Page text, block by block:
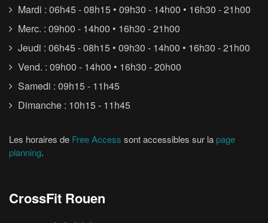
Mardi : 06h45 - 08h15 • 09h30 - 14h00 • 16h30 - 21h00
Merc. : 09h00 - 14h00 • 16h30 - 21h00
Jeudi : 06h45 - 08h15 • 09h30 - 14h00 • 16h30 - 21h00
Vend. : 09h00 - 14h00 • 16h30 - 20h00
Samedi : 09h15 - 11h45
Dimanche : 10h15 - 11h45
Les horaires de Free Access sont accessibles sur la page
planning.
CrossFit Rouen